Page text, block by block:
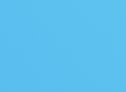
だと感じていま